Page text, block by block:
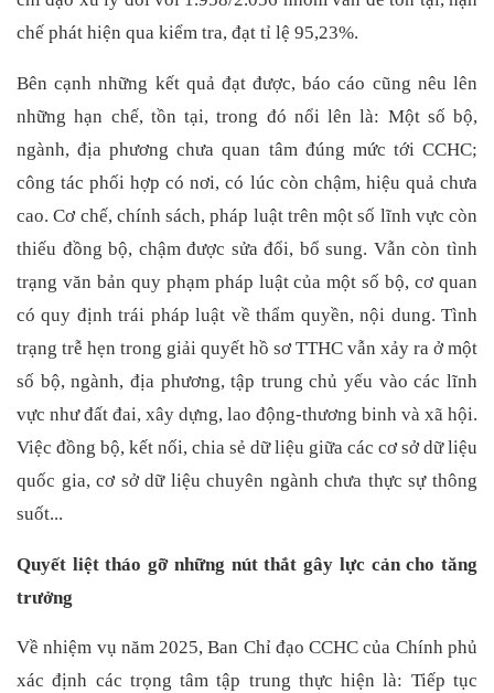
chế phát hiện qua kiểm tra, đạt tỉ lệ 95,23%.
Bên cạnh những kết quả đạt được, báo cáo cũng nêu lên
những hạn chế, tồn tại, trong đó nổi lên là: Một số bộ,
ngành, địa phương chưa quan tâm đúng mức tới CCHC;
công tác phối hợp có nơi, có lúc còn chậm, hiệu quả chưa
cao. Cơ chế, chính sách, pháp luật trên một số lĩnh vực còn
thiếu đồng bộ, chậm được sửa đổi, bổ sung. Vẫn còn tình
trạng văn bản quy phạm pháp luật của một số bộ, cơ quan
có quy định trái pháp luật về thẩm quyền, nội dung. Tình
trạng trễ hẹn trong giải quyết hồ sơ TTHC vẫn xảy ra ở một
số bộ, ngành, địa phương, tập trung chủ yếu vào các lĩnh
vực như đất đai, xây dựng, lao động-thương binh và xã hội.
Việc đồng bộ, kết nối, chia sẻ dữ liệu giữa các cơ sở dữ liệu
quốc gia, cơ sở dữ liệu chuyên ngành chưa thực sự thông
suốt...
Quyết liệt tháo gỡ những nút thắt gây lực cản cho tăng
trưởng
Về nhiệm vụ năm 2025, Ban Chỉ đạo CCHC của Chính phủ
xác định các trọng tâm tập trung thực hiện là: Tiếp tục